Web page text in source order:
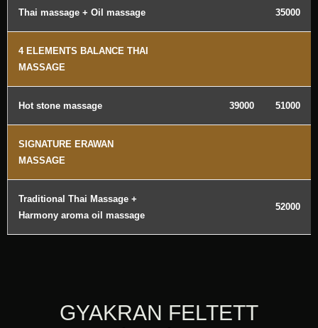
Thai massage + Oil massage 35000
4 ELEMENTS BALANCE THAI
MASSAGE
Hot stone massage 39000 51000
SIGNATURE ERAWAN
MASSAGE
Traditional Thai Massage +
Harmony aroma oil massage
52000
GYAKRAN FELTETT